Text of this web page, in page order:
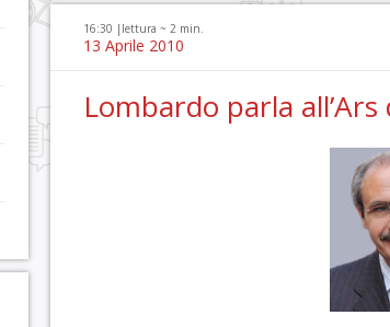
16:30 | lettura ~ 2 min.
13 Aprile 2010
Lombardo parla